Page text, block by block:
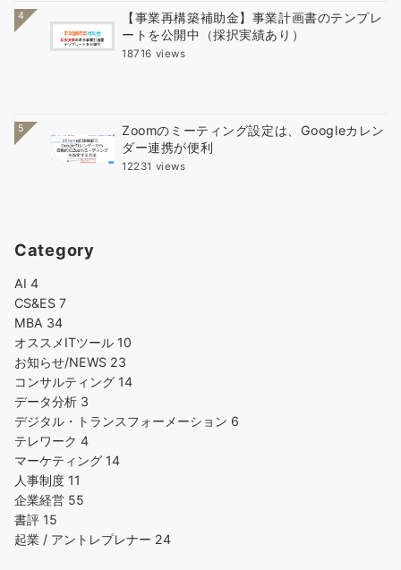
4
【事業再構築補助金】事業計画書のテンプレ
ートを公開中（採択実績あり）
18716 views
5
Zoomのミーティング設定は、Googleカレン
ダー連携が便利
12231 views
Category
AI 4
CS&ES 7
MBA 34
オススメITツール 10
お知らせ/NEWS 23
コンサルティング 14
データ分析 3
デジタル・トランスフォーメーション 6
テレワーク 4
マーケティング 14
人事制度 11
企業経営 55
書評 15
起業 / アントレプレナー 24